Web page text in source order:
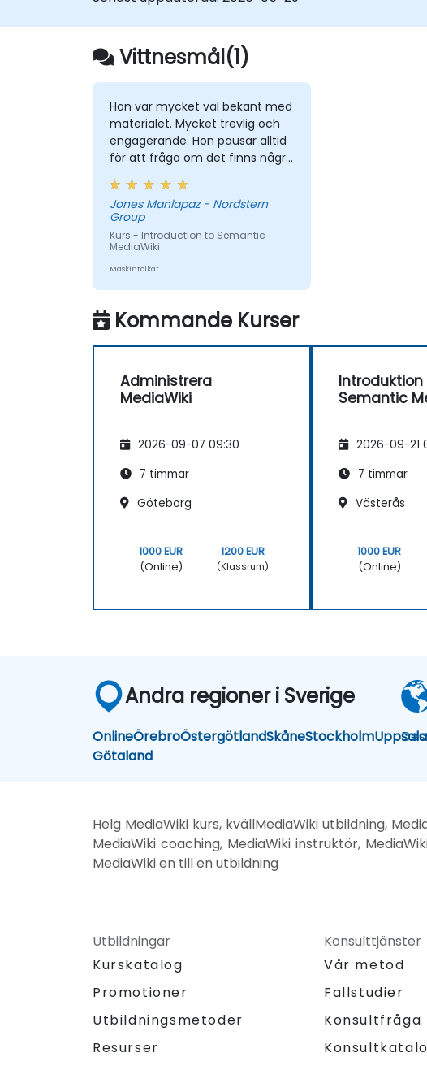
Vittnesmål(1)
Hon var mycket väl bekant med
materialet. Mycket trevlig och
engagerande. Hon pausar alltid
för att fråga om det finns några
frågor eller förtydliganden.
Jones Manlapaz - Nordstern
Group
Kurs - Introduction to Semantic
MediaWiki
Maskintolkat
Kommande Kurser
Administrera
MediaWiki
2026-09-07 09:30
7 timmar
Göteborg
1000 EUR
(Online)
1200 EUR
(Klassrum)
Introduktion
Semantic
2026-09-21
7 timmar
Västerås
1000 EUR
(Online)
Andra regioner i Sverige
OnlineÖrebroÖstergötlandSkåneStockholmUppsala
Götaland
Helg MediaWiki kurs, kvällMediaWiki utbildning,
MediaWiki coaching, MediaWiki instruktör,
MediaWiki en till en utbildning
Utbildningar
Kurskatalog
Promotioner
Utbildningsmetoder
Resurser
Konsulttjänster
Vår metod
Fallstudier
Konsultfråga